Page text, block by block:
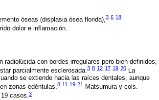
óseas (displasia ósea florida),3 6 18
dolor e inflamación.
con bordes irregulares pero bien definidos,
parcialmente esclerosada. 3 8 12 17 19 20
La
se extiende hacia las raíces dentales, aunque
zonas edéntulas.8 11 19 21
Matsumura y cols.
casos.3